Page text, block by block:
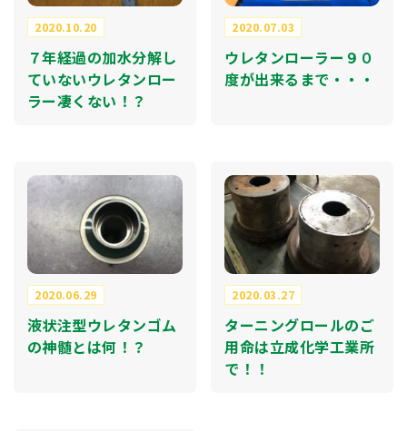
2020.10.20
７年経過の加水分解し
ていないウレタンロー
ラー凄くない！？
2020.07.03
ウレタンローラー９０
度が出来るまで・・・
2020.06.29
液状注型ウレタンゴム
の神髄とは何！？
2020.03.27
ターニングロールのご
用命は立成化学工業所
で！！